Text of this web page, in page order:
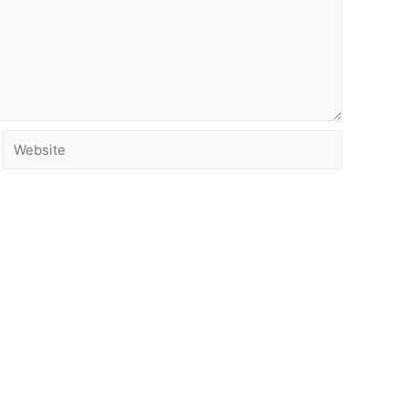
Website